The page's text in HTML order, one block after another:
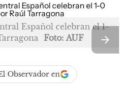
Español celebran el 1-
Foto: AUF
Observador en